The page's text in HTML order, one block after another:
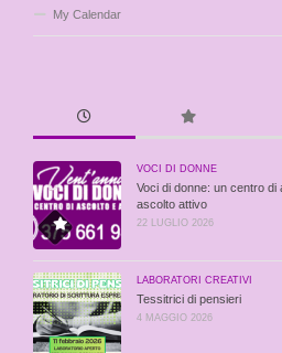
My Calendar
VOCI DI DONNE
Voci di donne: un centro di
ascolto attivo
22 LUGLIO 2026
LABORATORI CREATIVI
Tessitrici di pensieri
4 MAGGIO 2026